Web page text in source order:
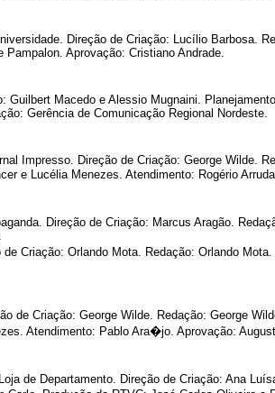
Direção de Criação: Lucílio Barbosa.
Aprovação: Cristiano Andrade.
Macedo e Alessio Mugnaini.
Gerência de Comunicação Regional Nordeste.
Impresso. Direção de Criação: George Wilde.
e Lucélia Menezes. Atendimento: Rogério
Direção de Criação: Marcus Aragão.
Criação: Orlando Mota. Redação: Orlando
de Criação: George Wilde. Redação: George
Atendimento: Pablo Ara�jo. Aprovação:
de Departamento. Direção de Criação: Ana